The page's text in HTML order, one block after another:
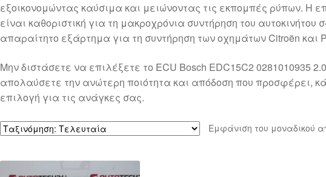
εξοικονομώντας καύσιμα και μειώνοντας τις εκπομπές ρύπων. Η
είναι καθοριστική για τη μακροχρόνια συντήρηση του αυτοκινήτου
απαραίτητο εξάρτημα για τη συντήρηση των οχημάτων Citroën και
Μην διστάσετε να επιλέξετε το ECU Bosch EDC15C2 0281010935
απολαύσετε την ανώτερη ποιότητα και απόδοση που προσφέρει,
επιλογή για τις ανάγκες σας.
Εμφάνιση του μοναδικού